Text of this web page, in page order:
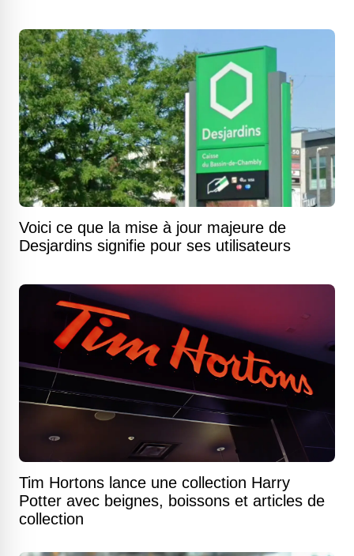
Voici ce que la mise à jour majeure de
Desjardins signifie pour ses utilisateurs
Tim Hortons lance une collection Harry
Potter avec beignes, boissons et articles de
collection